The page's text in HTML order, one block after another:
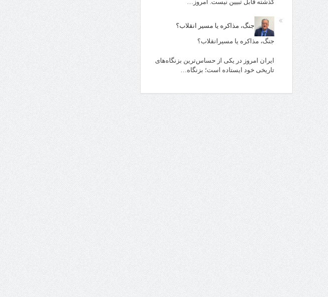
گذشته قابل تبیین نیست. امروز…
جنگ، مذاکره یا مسیر انقلاب؟
جنگ، مذاکره یا مسیرانقلاب؟
ایران امروز در یکی از حساس‌ترین بزنگاه‌های
تاریخی خود ایستاده است؛ بزنگاه…